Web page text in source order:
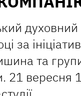
за
та
21 вересня